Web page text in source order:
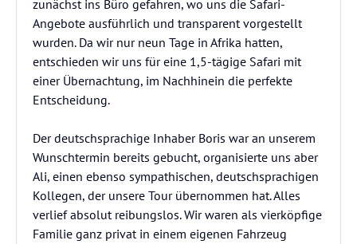
zunächst ins Büro gefahren, wo uns die Safari-
Angebote ausführlich und transparent vorgestellt
wurden. Da wir nur neun Tage in Afrika hatten,
entschieden wir uns für eine 1,5-tägige Safari mit
einer Übernachtung, im Nachhinein die perfekte
Entscheidung.
Der deutschsprachige Inhaber Boris war an unserem
Wunschtermin bereits gebucht, organisierte uns aber
Ali, einen ebenso sympathischen, deutschsprachigen
Kollegen, der unsere Tour übernommen hat. Alles
verlief absolut reibungslos. Wir waren als vierköpfige
Familie ganz privat in einem eigenen Fahrzeug